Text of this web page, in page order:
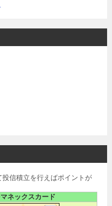
信積立を行えばポイントが
ネックスカード